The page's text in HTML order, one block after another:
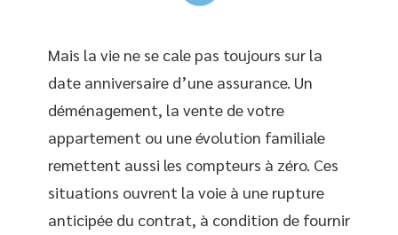
Mais la vie ne se cale pas toujours sur la
date anniversaire d’une assurance. Un
déménagement, la vente de votre
appartement ou une évolution familiale
remettent aussi les compteurs à zéro. Ces
situations ouvrent la voie à une rupture
anticipée du contrat, à condition de fournir